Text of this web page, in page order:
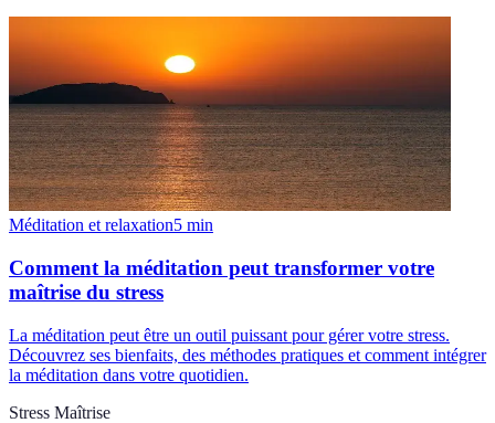
Méditation et relaxation5 min
Comment la méditation peut transformer votre
maîtrise du stress
La méditation peut être un outil puissant pour gérer votre stress.
Découvrez ses bienfaits, des méthodes pratiques et comment intégrer
la méditation dans votre quotidien.
Stress Maîtrise